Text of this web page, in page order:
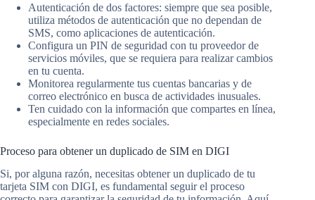
Autenticación de dos factores: siempre que sea posible,
utiliza métodos de autenticación que no dependan de
SMS, como aplicaciones de autenticación.
Configura un PIN de seguridad con tu proveedor de
servicios móviles, que se requiera para realizar cambios
en tu cuenta.
Monitorea regularmente tus cuentas bancarias y de
correo electrónico en busca de actividades inusuales.
Ten cuidado con la información que compartes en línea,
especialmente en redes sociales.
Proceso para obtener un duplicado de SIM en DIGI
Si, por alguna razón, necesitas obtener un duplicado de tu
tarjeta SIM con DIGI, es fundamental seguir el proceso